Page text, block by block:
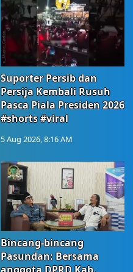
Suporter Persib dan
Persija Kembali Rusuh
Pasca Piala Presiden 2026
#shorts #viral
5 Aug 2026, 8:16 AM
Bincang-bincang
Pasundan: Bersama